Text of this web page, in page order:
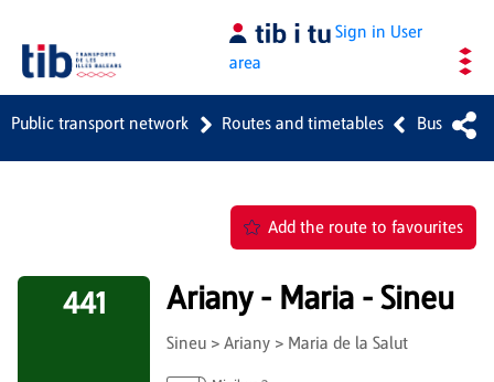
Sign in User
area
Public transport network Routes and timetables Bus
Add the route to favourites
441 Ariany - Maria - Sineu
Sineu > Ariany > Maria de la Salut